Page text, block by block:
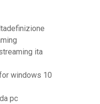
ita
windows 10
pc